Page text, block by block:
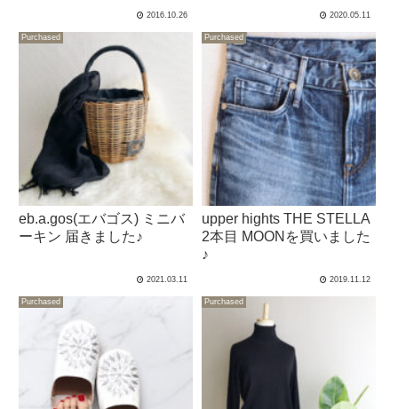
2016.10.26 2020.05.11
Purchased
eb.a.gos(エバゴス) ミニバ
ーキン 届きました♪
2021.03.11
Purchased
upper hights THE STELLA
2本目 MOONを買いました
♪
2019.11.12
Purchased Purchased